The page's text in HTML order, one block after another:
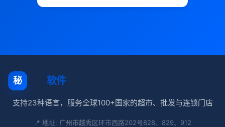
秘 软件
支持23种语言，服务全球100+国家的超市、批发与连锁门店
📍 地址: 广州市越秀区环市西路202号828、829、912